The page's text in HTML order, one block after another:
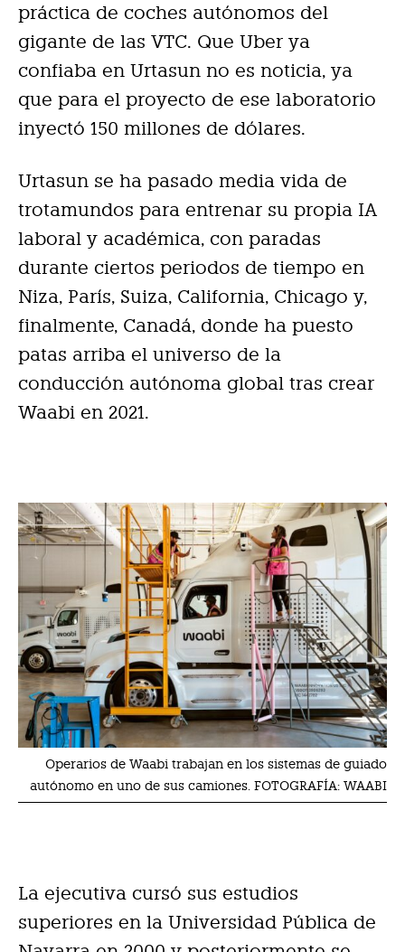
práctica de coches autónomos del
gigante de las VTC. Que Uber ya
confiaba en Urtasun no es noticia, ya
que para el proyecto de ese laboratorio
inyectó 150 millones de dólares.
Urtasun se ha pasado media vida de
trotamundos para entrenar su propia IA
laboral y académica, con paradas
durante ciertos periodos de tiempo en
Niza, París, Suiza, California, Chicago y,
finalmente, Canadá, donde ha puesto
patas arriba el universo de la
conducción autónoma global tras crear
Waabi en 2021.
Operarios de Waabi trabajan en los sistemas de guiado
autónomo en uno de sus camiones. FOTOGRAFÍA: WAABI
La ejecutiva cursó sus estudios
superiores en la Universidad Pública de